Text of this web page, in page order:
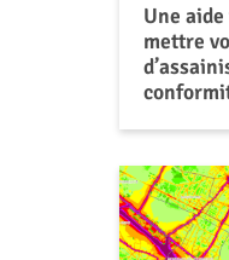
Une
mettre